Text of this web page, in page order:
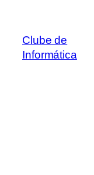
Clube de
Informática